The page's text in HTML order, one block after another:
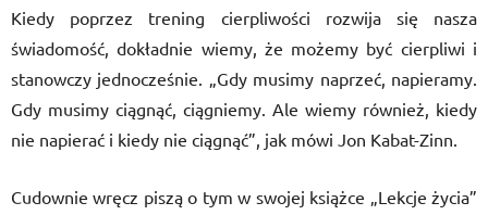
Kiedy poprzez trening cierpliwości rozwija się nasza
świadomość, dokładnie wiemy, że możemy być cierpliwi i
stanowczy jednocześnie. „Gdy musimy naprzeć, napieramy.
Gdy musimy ciągnąć, ciągniemy. Ale wiemy również, kiedy
nie napierać i kiedy nie ciągnąć”, jak mówi Jon Kabat-Zinn.
Cudownie wręcz piszą o tym w swojej książce „Lekcje życia”